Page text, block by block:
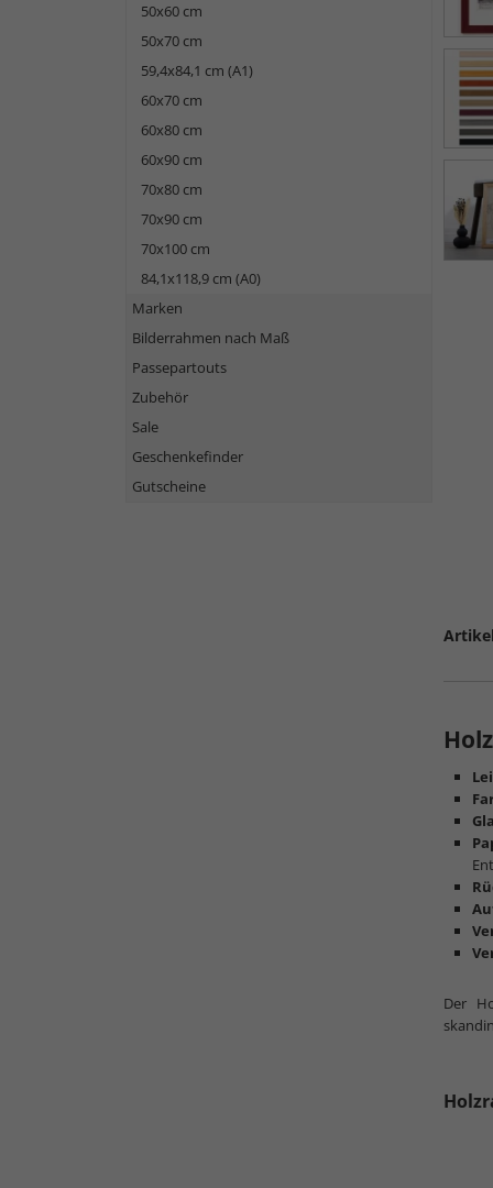
Der
50x60 cm
50x70 cm
59,4x84,1 cm (A1)
60x70 cm
60x80 cm
60x90 cm
70x80 cm
70x90 cm
70x100 cm
84,1x118,9 cm (A0)
Marken
Bilderrahmen nach Maß
Passepartouts
Zubehör
Sale
Geschenkefinder
Gutscheine